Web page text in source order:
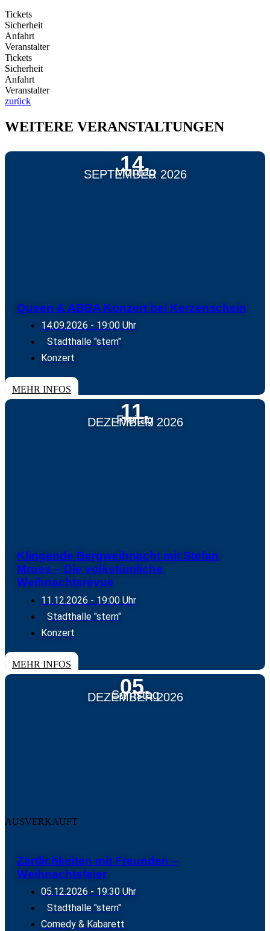
Tickets
Sicherheit
Anfahrt
Veranstalter
Tickets
Sicherheit
Anfahrt
Veranstalter
zurück
WEITERE VERANSTALTUNGEN
14.
SEPTEMBER 2026
Montag
Queen & ABBA Konzert bei Kerzenschein
14.09.2026 - 19:00 Uhr
Stadthalle "stern"
Konzert
TICKETS
MEHR INFOS
11.
DEZEMBER 2026
Freitag
Klingende Bergweihnacht mit Stefan
Mross – Die volkstümliche
Weihnachtsrevue
11.12.2026 - 19:00 Uhr
Stadthalle "stern"
Konzert
TICKETS
MEHR INFOS
05.
DEZEMBER 2026
Samstag
AUSVERKAUFT
Zärtlichkeiten mit Freunden –
Weihnachtsfeier
05.12.2026 - 19:30 Uhr
Stadthalle "stern"
Comedy & Kabarett